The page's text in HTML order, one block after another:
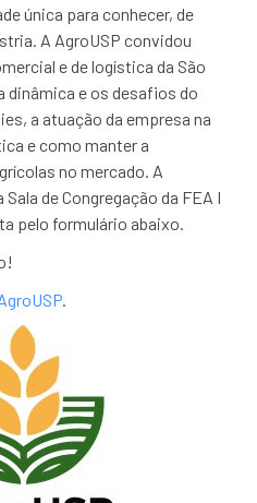
única para conhecer, de
A AgroUSP convidou
e de logística da São
dinâmica e os desafios do
a atuação da empresa na
e como manter a
no mercado. A
de Congregação da FEA I
pelo formulário abaixo.
.